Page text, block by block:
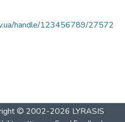
handle/123456789/27572
© 2002-2026 LYRASIS